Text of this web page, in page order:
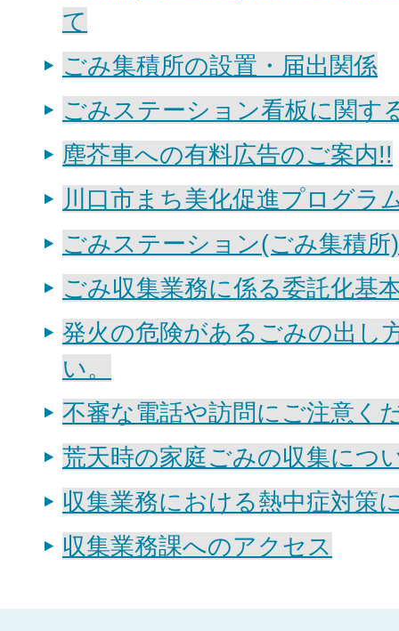
て
ごみ集積所の設置・届出関係
ごみステーション看板に関す
塵芥車への有料広告のご案内!!
川口市まち美化促進プログラ
ごみステーション(ごみ集積
ごみ収集業務に係る委託化基
発火の危険があるごみの出し
い。
不審な電話や訪問にご注意く
荒天時の家庭ごみの収集につ
収集業務における熱中症対策
収集業務課へのアクセス